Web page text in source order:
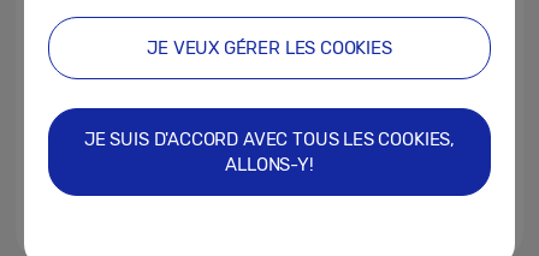
17/06/2025
Regarder la télévision en plein
air : le téléviseur d’extérieur The
Terrace apporte une image...
11/06/2025
JE VEUX GÉRER LES COOKIES
JE SUIS D'ACCORD AVEC TOUS LES COOKIES,
ALLONS-Y!